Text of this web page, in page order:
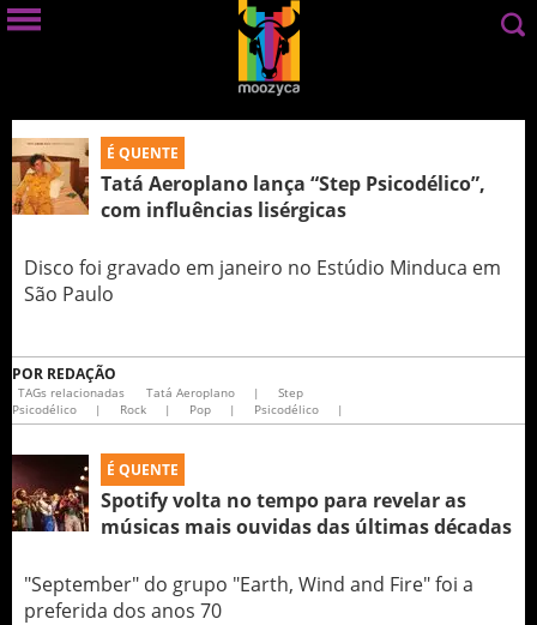
É QUENTE
Tatá Aeroplano lança “Step Psicodélico”,
com influências lisérgicas
Disco foi gravado em janeiro no Estúdio Minduca em
São Paulo
POR REDAÇÃO
TAGs relacionadas Tatá Aeroplano |
Step
Psicodélico
| Rock | Pop | Psicodélico |
É QUENTE
Spotify volta no tempo para revelar as
músicas mais ouvidas das últimas décadas
"September" do grupo "Earth, Wind and Fire" foi a
preferida dos anos 70